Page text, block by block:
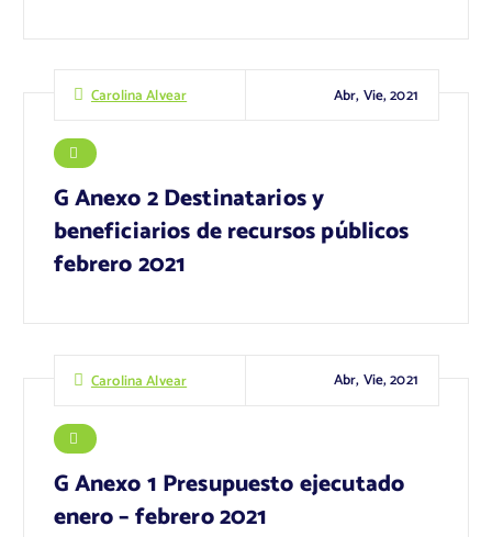
Carolina Alvear Abr, Vie, 2021
G Anexo 2 Destinatarios y
beneficiarios de recursos públicos
febrero 2021
Carolina Alvear Abr, Vie, 2021
G Anexo 1 Presupuesto ejecutado
enero – febrero 2021